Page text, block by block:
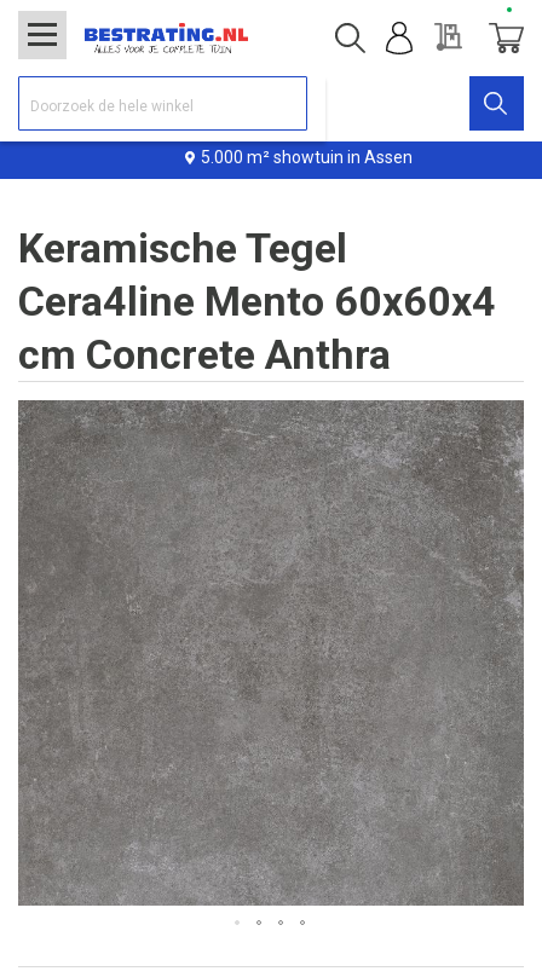
5.000 m² showtuin in Assen
Offerte
Keramische Tegel
Cera4line Mento 60x60x4
cm Concrete Anthra
Ga
naar
het
einde
van
de
afbeeldingen-
gallerij
naar